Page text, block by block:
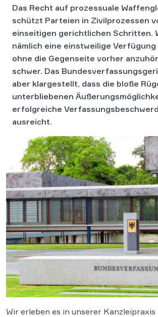
Das Recht auf prozessuale
schützt Parteien in Zivilprozessen
einseitigen gerichtlichen Schritten.
nämlich eine einstweilige Verfügung
ohne die Gegenseite vorher
schwer. Das
aber klargestellt, dass die bloße
unterbliebenen
erfolgreiche
ausreicht.
Wir erleben es in unserer Kanzleipraxis